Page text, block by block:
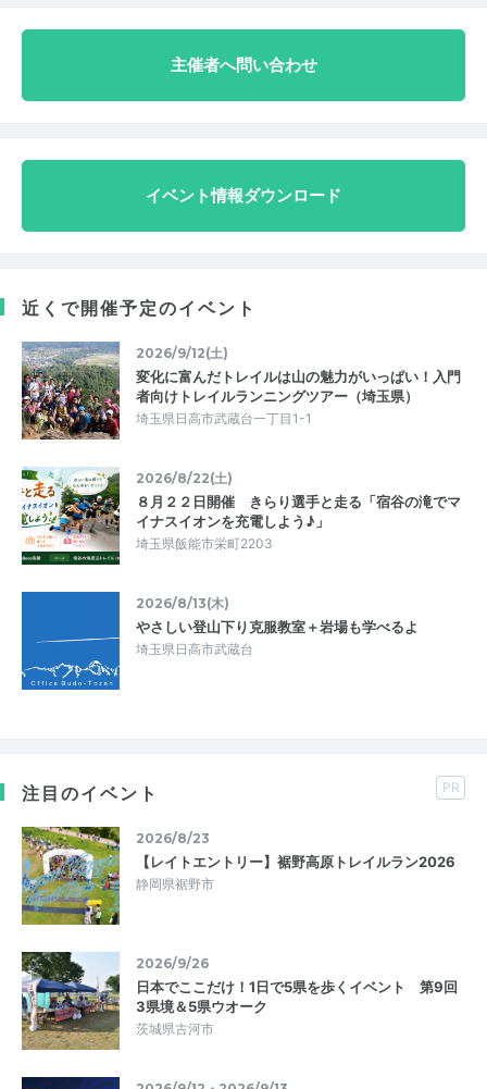
主催者へ問い合わせ
イベント情報ダウンロード
近くで開催予定のイベント
2026/9/12(土)
変化に富んだトレイルは山の魅力がいっぱい！入門
者向けトレイルランニングツアー（埼玉県）
埼玉県日高市武蔵台一丁目1-1
2026/8/22(土)
８月２２日開催 きらり選手と走る「宿谷の滝でマ
イナスイオンを充電しよう♪」
埼玉県飯能市栄町2203
2026/8/13(木)
やさしい登山下り克服教室＋岩場も学べるよ
埼玉県日高市武蔵台
注目のイベント PR
2026/8/23
【レイトエントリー】裾野高原トレイルラン2026
静岡県裾野市
2026/9/26
日本でここだけ！1日で5県を歩くイベント 第9回
3県境＆5県ウオーク
茨城県古河市